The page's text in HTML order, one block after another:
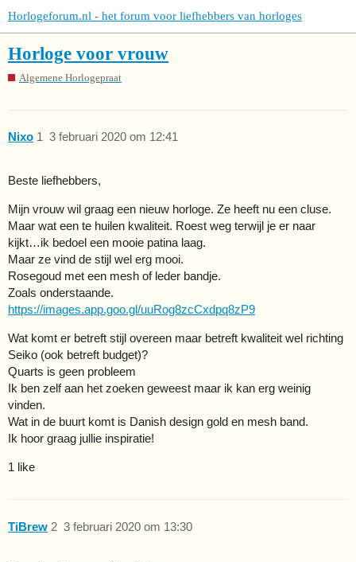
Horlogeforum.nl - het forum voor liefhebbers van horloges
Horloge voor vrouw
Algemene Horlogepraat
Nixo 3 februari 2020 om 12:41
1
Beste liefhebbers,
Mijn vrouw wil graag een nieuw horloge. Ze heeft nu een cluse.
Maar wat een te huilen kwaliteit. Roest weg terwijl je er naar
kijkt…ik bedoel een mooie patina laag.
Maar ze vind de stijl wel erg mooi.
Rosegoud met een mesh of leder bandje.
Zoals onderstaande.
https://images.app.goo.gl/uuRog8zcCxdpq8zP9
Wat komt er betreft stijl overeen maar betreft kwaliteit wel richting
Seiko (ook betreft budget)?
Quarts is geen probleem
Ik ben zelf aan het zoeken geweest maar ik kan erg weinig
vinden.
Wat in de buurt komt is Danish design gold en mesh band.
Ik hoor graag jullie inspiratie!
1 like
TiBrew 3 februari 2020 om 13:30
2